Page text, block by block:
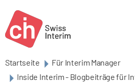
Startseite
Für Interim Manager
Inside Interim - Blogbeiträge für